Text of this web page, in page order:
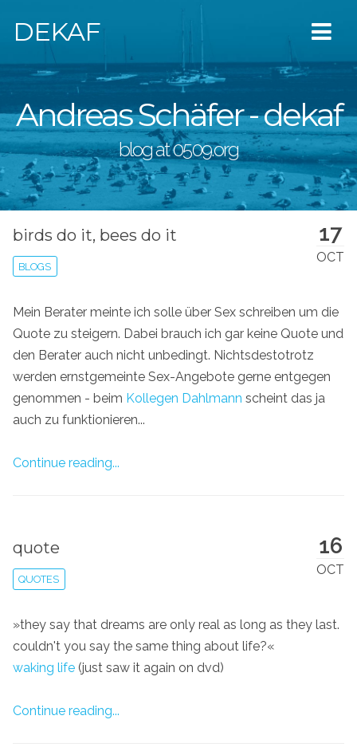
DEKAF
Andreas Schäfer - dekaf
blog at 0509.org
17
OCT
birds do it, bees do it
BLOGS
Mein Berater meinte ich solle über Sex schreiben um die
Quote zu steigern. Dabei brauch ich gar keine Quote und
den Berater auch nicht unbedingt. Nichtsdestotrotz
werden ernstgemeinte Sex-Angebote gerne entgegen
genommen - beim Kollegen Dahlmann scheint das ja
auch zu funktionieren...
Continue reading...
16
OCT
quote
QUOTES
»they say that dreams are only real as long as they last.
couldn't you say the same thing about life?«
waking life (just saw it again on dvd)
Continue reading...